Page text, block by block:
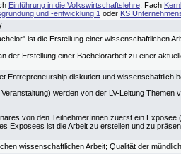
Einführung in die Volkswirtschaftslehre , Fach
und -entwicklung 1 oder KS
ist die Erstellung einer wissenschaftlichen
der Erstellung einer Bachelorarbeit zu einer
Entrepreneurship diskutiert und wissenschaftlich
werden von der LV-Leitung Themen
von den TeilnehmerInnen zuerst ein Exposee
Exposees ist die Arbeit zu erstellen und zu
wissenschaftlichen Arbeit; Qualität der